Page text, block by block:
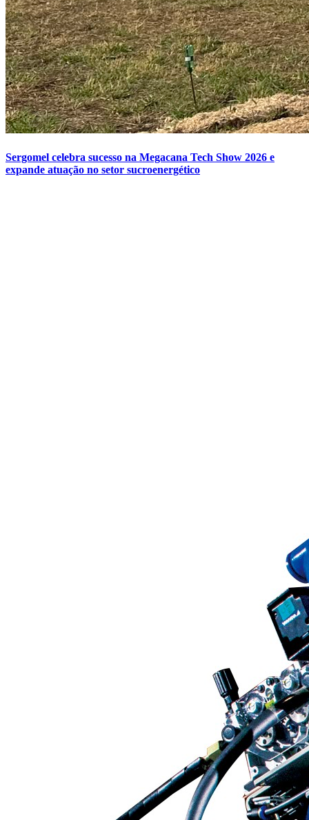
Sergomel celebra sucesso na Megacana Tech Show 2026 e
expande atuação no setor sucroenergético